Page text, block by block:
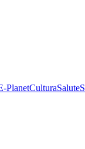
PlanetCulturaSalute